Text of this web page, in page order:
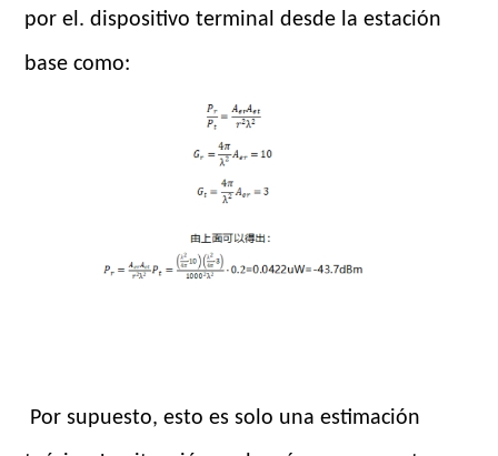
por el. dispositivo terminal desde la estación
base como:
Por supuesto, esto es solo una estimación